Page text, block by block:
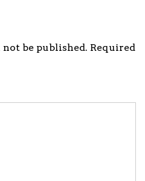
be published. Required